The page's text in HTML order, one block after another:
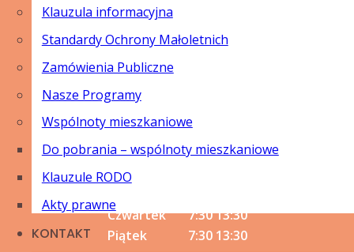
Klauzula informacyjna
Standardy Ochrony Małoletnich
Zamówienia Publiczne
Nasze Programy
Wspólnoty mieszkaniowe
Do pobrania – wspólnoty mieszkaniowe
Klauzule RODO
Akty prawne
KONTAKT
Środa
Czwartek
7:30
15:30
Piątek
7:0015:00
GODZINY OTWARCIA KASY
Dzień Od
Poniedziałek7:3013:30
Wtorek
Czwartek
7:3013:30
Piątek
7:30 13:30